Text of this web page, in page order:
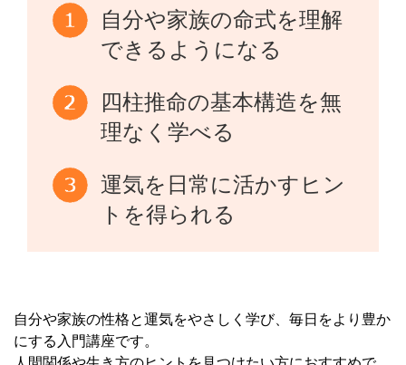
自分や家族の命式を理解
できるようになる
四柱推命の基本構造を無
理なく学べる
運気を日常に活かすヒン
トを得られる
自分や家族の性格と運気をやさしく学び、毎日をより豊か
にする入門講座です。